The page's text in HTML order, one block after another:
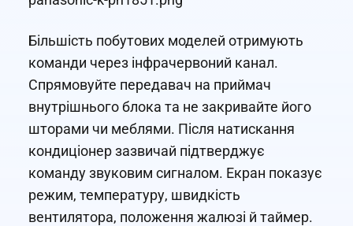
Більшість побутових моделей отримують
команди через інфрачервоний канал.
Спрямовуйте передавач на приймач
внутрішнього блока та не закривайте його
шторами чи меблями. Після натискання
кондиціонер зазвичай підтверджує
команду звуковим сигналом. Екран показує
режим, температуру, швидкість
вентилятора, положення жалюзі й таймер.